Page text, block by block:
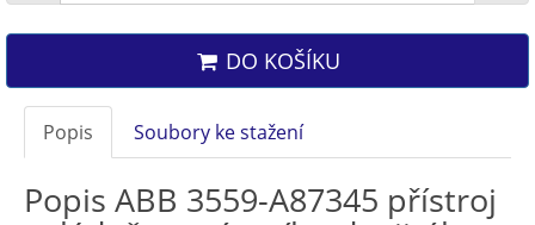
DO KOŠÍKU
Popis Soubory ke stažení
Popis ABB 3559-A87345 přístroj